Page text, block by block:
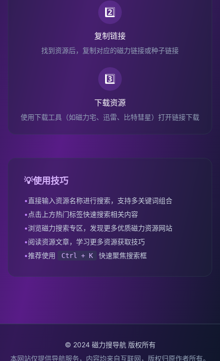
2️⃣
复制链接
找到资源后，复制对应的磁力链接或种子链接
3️⃣
下载资源
使用下载工具（如磁力宅、迅雷、比特彗星）打开链接下载
💡使用技巧
•直接输入资源名称进行搜索，支持多关键词组合
• 点击上方热门标签快速搜索相关内容
•浏览磁力搜索专区，发现更多优质磁力资源网站
•阅读资源文章，学习更多资源获取技巧
•推荐使用 Ctrl + K 快速聚焦搜索框
© 2024 磁力搜导航 版权所有
本网站仅提供导航服务，内容均来自互联网，版权归原作者所有。